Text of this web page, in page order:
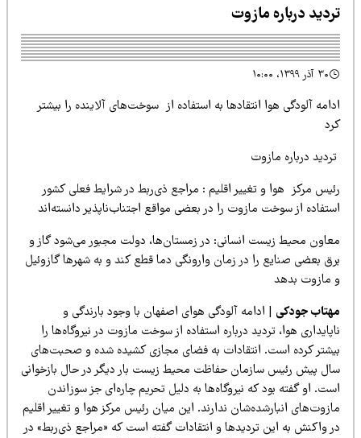
درباره مازوت
آلودگی هوا انتقادها به استفاده از سوخت‌های آلاینده را بیشتر
درباره مازوت
مرکز هوا و تغییر اقلیم : مراجع ذی‌ربط در شرایط فعلی کشور
از سوخت مازوت را در بعضی مواقع اجتناب‌ناپذیر دانسته‌اند
محیط زیست انسانی: در زمستان‌ها، دولت مجبور می‌شود گاز و
بعضی صنایع را در زمان وارونگی دما قطع کند و به شهرها گازوئیل
مازوت بدهد
جودکی| ادامه آلودگی هوای اصفهان با وجود بارندگی و
هوا، تردید درباره استفاده از سوخت مازوت در نیروگاه‌ها را
کرده است. انتقادات به فضای مجازی کشیده شده و صحبت‌‌های
پیش رئیس سازمان حفاظت محیط زیست بار دیگر در حال بازخوانی
او گفته بود که نیروگاه‌ها به دلیل تحریم چاره‌ای جز سوزاندن
انبارشده‌شان ندارند. این میان رئیس مرکز هوا و تغییر اقلیم
واکنش به این تردید‌ها و انتقادات گفته است که «مراجع ذی‌ربط» در